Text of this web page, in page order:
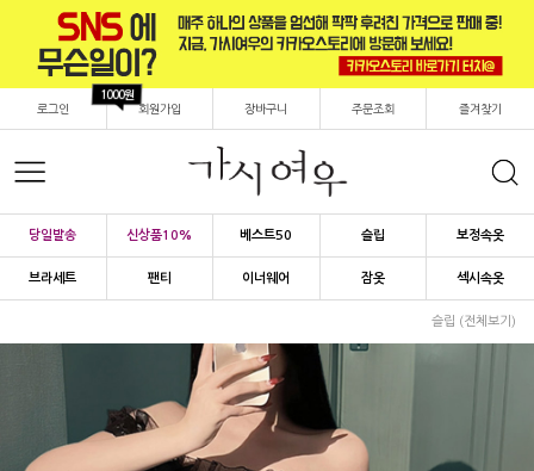
로그인 회원가입
1000원
장바구니 주문조회 즐겨찾기
당일발송 신상품10% 베스트50 슬립 보정속옷
브라세트 팬티 이너웨어 잠옷 섹시속옷
슬립 (전체보기)